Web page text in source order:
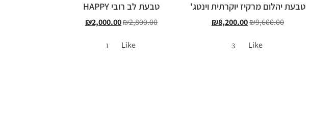
טבעת יהלום מרקיז יוקרתית וינטג'
₪9,600.00
₪8,200.00
Like
3
טבעת לב רובי HAPPY
₪2,800.00
₪2,000.00
Like
1